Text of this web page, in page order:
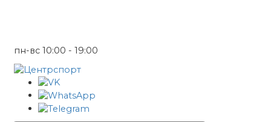
пн-вс 10:00 - 19:00